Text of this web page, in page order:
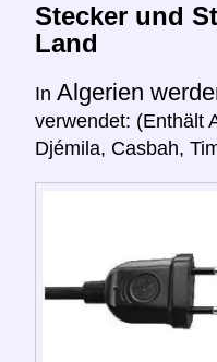
Stecker und
Land
In Algerien
verwendet: (Enthält
Djémila, Casbah,